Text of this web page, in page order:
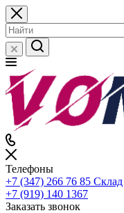
Телефоны
+7 (347) 266 76 85 Склад
+7 (919) 140 1367
Заказать звонок